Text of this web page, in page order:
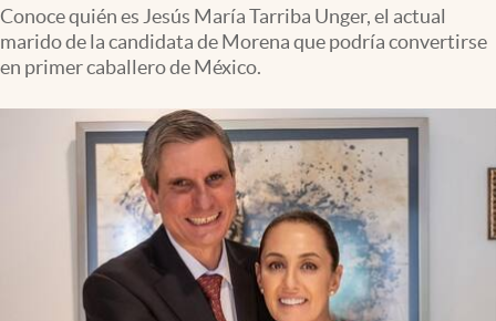
Clima
Espiritualidad
abre en nueva pestaña
Conoce quién es Jesús María Tarriba Unger, el actual
marido de la candidata de Morena que podría convertirse
en primer caballero de México.